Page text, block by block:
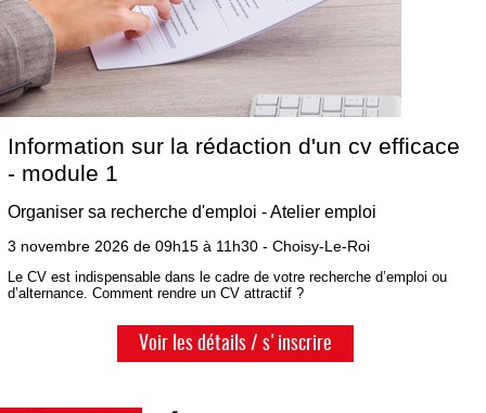
Information sur la rédaction d'un cv efficace
- module 1
Organiser sa recherche d'emploi - Atelier emploi
3 novembre 2026 de 09h15 à 11h30 - Choisy-Le-Roi
Le CV est indispensable dans le cadre de votre recherche d’emploi ou
d’alternance. Comment rendre un CV attractif ?
Voir les détails / s'inscrire